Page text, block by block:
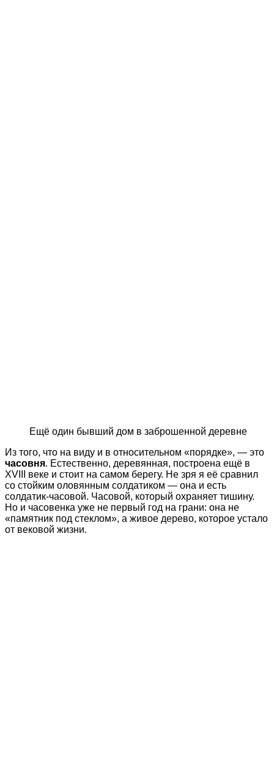
Ещё один бывший дом в заброшенной деревне
Из того, что на виду и в относительном «порядке», — это
часовня. Естественно, деревянная, построена ещё в
XVIII веке и стоит на самом берегу. Не зря я её сравнил
со стойким оловянным солдатиком — она и есть
солдатик-часовой. Часовой, который охраняет тишину.
Но и часовенка уже не первый год на грани: она не
«памятник под стеклом», а живое дерево, которое устало
от вековой жизни.